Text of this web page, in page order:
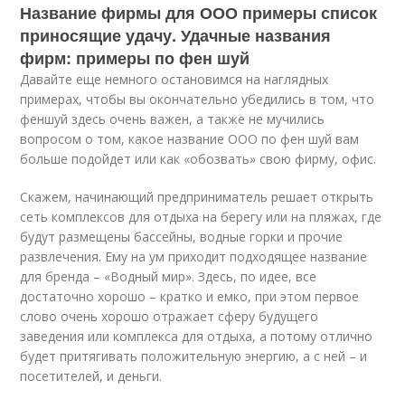
Название фирмы для ООО примеры список
приносящие удачу. Удачные названия
фирм: примеры по фен шуй
Давайте еще немного остановимся на наглядных
примерах, чтобы вы окончательно убедились в том, что
феншуй здесь очень важен, а также не мучились
вопросом о том, какое название ООО по фен шуй вам
больше подойдет или как «обозвать» свою фирму, офис.
Скажем, начинающий предприниматель решает открыть
сеть комплексов для отдыха на берегу или на пляжах, где
будут размещены бассейны, водные горки и прочие
развлечения. Ему на ум приходит подходящее название
для бренда – «Водный мир». Здесь, по идее, все
достаточно хорошо – кратко и емко, при этом первое
слово очень хорошо отражает сферу будущего
заведения или комплекса для отдыха, а потому отлично
будет притягивать положительную энергию, а с ней – и
посетителей, и деньги.